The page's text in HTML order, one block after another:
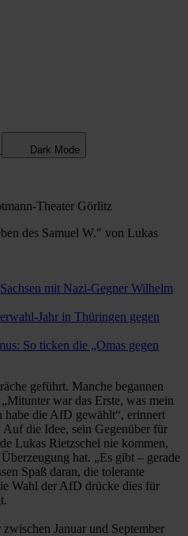
Dark Mode
Theater Görlitz
des Samuel W." von Lukas
mit Nazi-Gegner Wilhelm
Jahr in Thüringen gegen
So ticken die „Omas gegen
geführt. Manche begannen
war das Erste, was mein
habe die AfD gewählt“, erinnert
die Idee, sein Gegenüber für
Lukas Rietzschel nie kommen,
hat. „Es gibt – gerade
Spaß daran, die tolerante
Wahl der AfD drücke dies für
Januar und September